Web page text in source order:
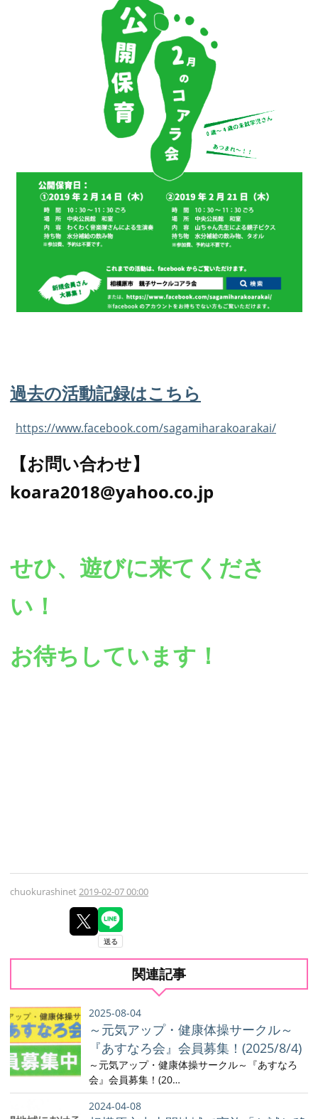
過去の活動記録はこちら
https://www.facebook.com/sagamiharakoarakai/
【お問い合わせ】
koara2018@yahoo.co.jp
せひ、遊びに来てくださ
い！
お待ちしています！
chuokurashinet2019-02-07 00:00
関連記事
2025-08-04
～元気アップ・健康体操サークル～
『あすなろ会』会員募集！(2025/8/4)
～元気アップ・健康体操サークル～『あすなろ
会』会員募集！(20…
2024-04-08